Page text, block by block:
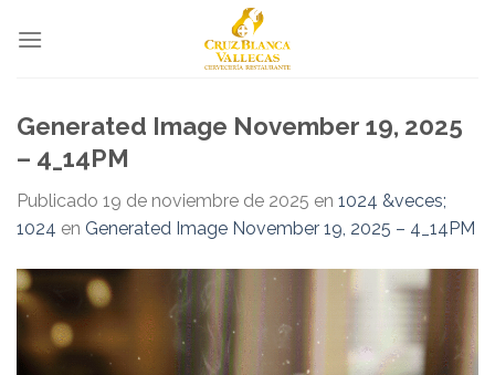
Generated Image November 19, 2025
– 4_14PM
Publicado 19 de noviembre de 2025 en 1024 &veces;
1024 en Generated Image November 19, 2025 – 4_14PM